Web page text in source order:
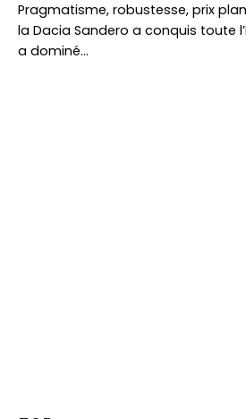
Pragmatisme, robustesse, prix
la Dacia Sandero a conquis toute
a dominé…